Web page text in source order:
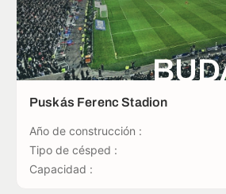
Puskás Ferenc Stadion
Año de construcción :
Tipo de césped :
Capacidad :